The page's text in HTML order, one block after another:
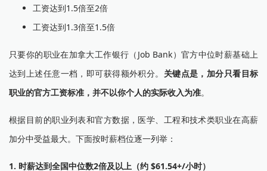
工资达到1.5倍至2倍
工资达到1.3倍至1.5倍
只要你的职业在加拿大工作银行（Job Bank）官方中位时薪基础上
达到上述任意一档，即可获得额外积分。 关键点是，加分只看目标
职业的官方工资标准，并不以你个人的实际收入为准。
根据目前的职业列表和官方数据，医学、工程和技术类职业在高薪
加分中受益最大。下面按时薪档位逐一列举：
1. 时薪达到全国中位数2倍及以上（约 $61.54+/小时）